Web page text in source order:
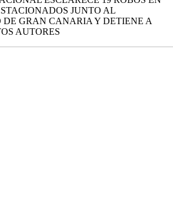
JUNTO AL
DE GRAN CANARIA Y DETIENE A
AUTORES